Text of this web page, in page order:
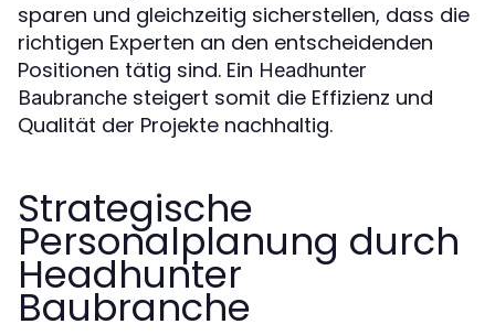
sparen und gleichzeitig sicherstellen, dass die
richtigen Experten an den entscheidenden
Positionen tätig sind. Ein Headhunter
Baubranche steigert somit die Effizienz und
Qualität der Projekte nachhaltig.
Strategische
Personalplanung durch
Headhunter
Baubranche